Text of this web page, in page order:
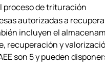
proceso de trituración
autorizadas a
incluyen el
recuperación y
son 5 y pueden